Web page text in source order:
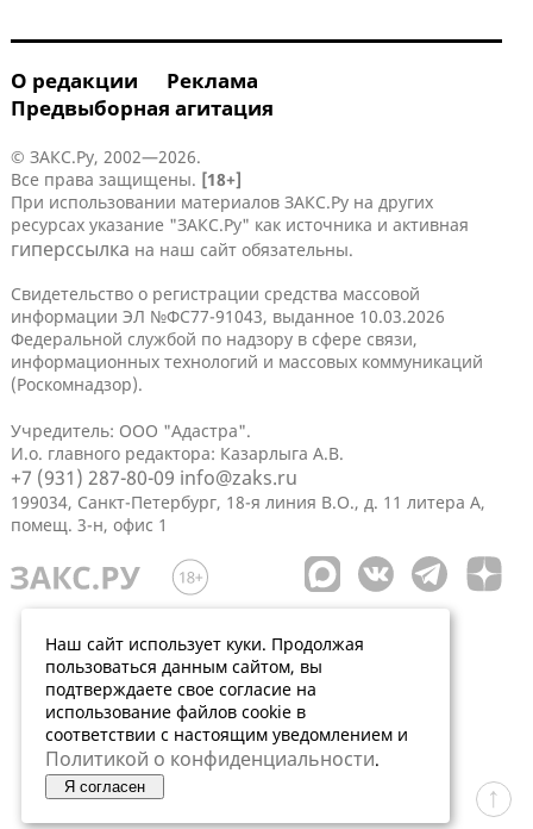
О редакции
Реклама
Предвыборная агитация
© ЗАКС.Ру, 2002—2026.
Все права защищены. [18+]
При использовании материалов ЗАКС.Ру на других
ресурсах указание "ЗАКС.Ру" как источника и активная
гиперссылка на наш сайт обязательны.
Свидетельство о регистрации средства массовой
информации ЭЛ №ФС77-91043, выданное 10.03.2026
Федеральной службой по надзору в сфере связи,
информационных технологий и массовых коммуникаций
(Роскомнадзор).
Учредитель: ООО "Адастра".
И.о. главного редактора: Казарлыга А.В.
+7 (931) 287-80-09 info@zaks.ru
199034, Санкт-Петербург, 18-я линия В.О., д. 11 литера А,
помещ. 3-н, офис 1
Наш сайт использует куки. Продолжая
пользоваться данным сайтом, вы
подтверждаете свое согласие на
использование файлов cookie в
соответствии с настоящим уведомлением и
Политикой о конфиденциальности.
Я согласен